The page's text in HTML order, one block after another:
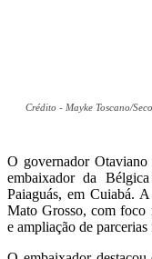
Crédito - Mayke Toscano/
O governador Otaviano
embaixador da
Paiaguás, em Cuiabá.
Mato Grosso, com foco
e ampliação de